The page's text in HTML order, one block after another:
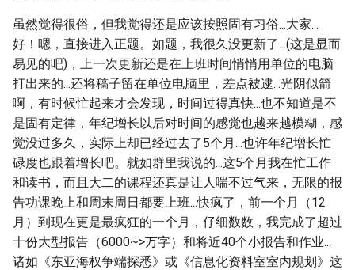
虽然觉得很俗，但我觉得还是应该按照固有习俗...大家...
好！嗯，直接进入正题。如题，我很久没更新了...(这是显而
易见的吧)，上一次更新还是在上班时间悄悄用单位的电脑
打出来的...还将稿子留在单位电脑里，差点被逮...光阴似箭
啊，有时候忙起来才会发现，时间过得真快...也不知道是不
是固有定律，年纪增长以后对时间的感觉也越来越模糊，感
觉没过多久，实际上却已经过去了5个月...也许年纪增长忙
碌度也跟着增长吧。就如群里我说的...这5个月我在忙工作
和读书，而且大二的课程还真是让人喘不过气来，无限的报
告功课晚上和周末周日都要上班...快疯了，前一个月（12
月）到现在更是最疯狂的一个月，仔细数数，我完成了超过
十份大型报告（6000~>万字）和将近40个小报告和作业...
诸如《东亚海权争端探悉》或《信息化资料室室内规划》这